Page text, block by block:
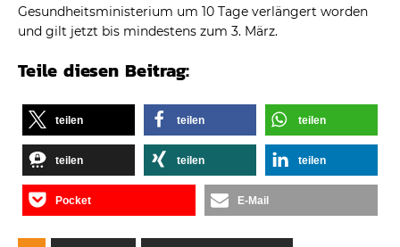
Gesundheitsministerium um 10 Tage verlängert worden
und gilt jetzt bis mindestens zum 3. März.
Teile diesen Beitrag:
teilen teilen teilen
teilen teilen teilen
Pocket E-Mail